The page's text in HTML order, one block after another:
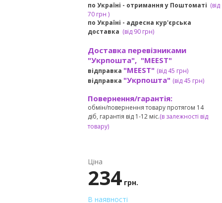
по Україні - отримання у Поштоматі (від
70 грн )
по Україні - адресна кур'єрська
доставка (від90 грн)
Доставка перевізниками
"Укрпошта", "MEEST"
відправка "MEEST" (від 45 грн)
відправка "Укрпошта" (від 45 грн)
Повернення/гарантія:
обмін/повернення товару протягом 14
діб, гарантія від 1-12 міс.(в залежності від
товару)
Ціна
234 грн.
В наявності